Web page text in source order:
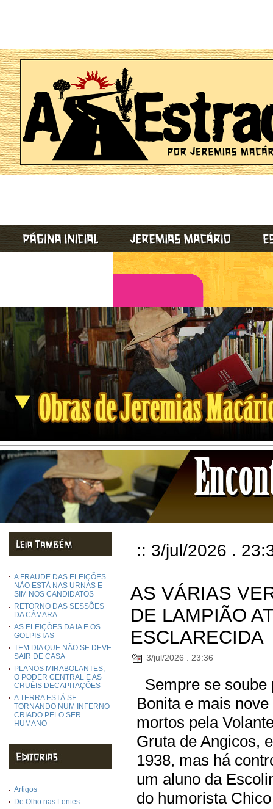
A FRAUDE DAS ELEIÇÕES
NÃO ESTÁ NAS URNAS E
SIM NOS CANDIDATOS
RETORNO DAS SESSÕES
DA CÂMARA
AS ELEIÇÕES DA IA E OS
GOLPISTAS
TEM DIA QUE NÃO SE DEVE
SAIR DE CASA
PLANOS MIRABOLANTES,
O PODER CENTRAL E AS
CRUÉIS DECAPITAÇÕES
A TERRA ESTÁ SE
TORNANDO NUM INFERNO
CRIADO PELO SER
HUMANO
Artigos
De Olho nas Lentes
:: 3/jul/2026 .
AS VÁRIAS
DE LAMPIÃO
ESCLARECIDA
3/jul/2026 . 23:36
Sempre se
Bonita e mais
mortos pela
Gruta de Angicos,
1938, mas há
um aluno da
do humorista